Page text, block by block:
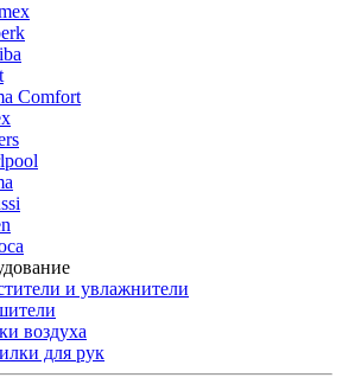
Comfort
и увлажнители
воздуха
для рук